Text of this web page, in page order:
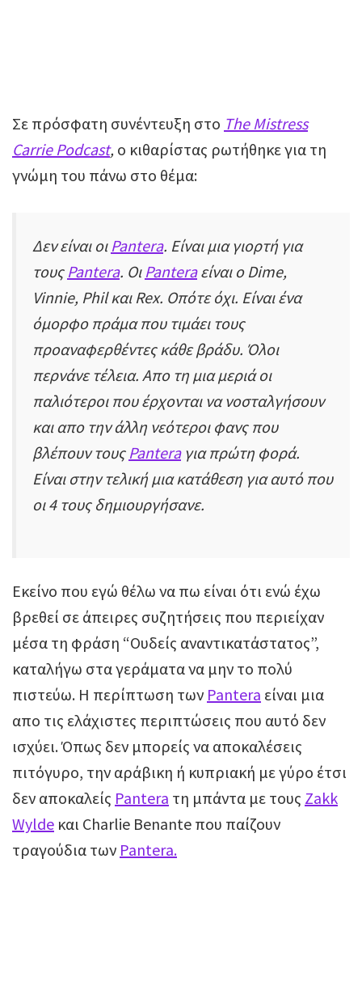
Σε πρόσφατη συνέντευξη στο The Mistress
Carrie Podcast, ο κιθαρίστας ρωτήθηκε για τη
γνώμη του πάνω στο θέμα:
Δεν είναι οι Pantera. Είναι μια γιορτή για
τους Pantera. Οι Panteraείναι ο Dime,
Vinnie, Phil και Rex. Οπότε όχι. Είναι ένα
όμορφο πράμα που τιμάει τους
προαναφερθέντες κάθε βράδυ. Όλοι
περνάνε τέλεια. Απο τη μια μεριά οι
παλιότεροι που έρχονται να νοσταλγήσουν
και απο την άλλη νεότεροι φανς που
βλέπουν τους Panteraγια πρώτη φορά.
Είναι στην τελική μια κατάθεση για αυτό που
οι 4 τους δημιουργήσανε.
Εκείνο που εγώ θέλω να πω είναι ότι ενώ έχω
βρεθεί σε άπειρες συζητήσεις που περιείχαν
μέσα τη φράση “Ουδείς αναντικατάστατος”,
καταλήγω στα γεράματα να μην το πολύ
πιστεύω. Η περίπτωση των Pantera είναι μια
απο τις ελάχιστες περιπτώσεις που αυτό δεν
ισχύει. Όπως δεν μπορείς να αποκαλέσεις
πιτόγυρο, την αράβικη ή κυπριακή με γύρο έτσι
δεν αποκαλείς Pantera τη μπάντα με τους Zakk
Wylde και Charlie Benante που παίζουν
τραγούδια των Pantera.